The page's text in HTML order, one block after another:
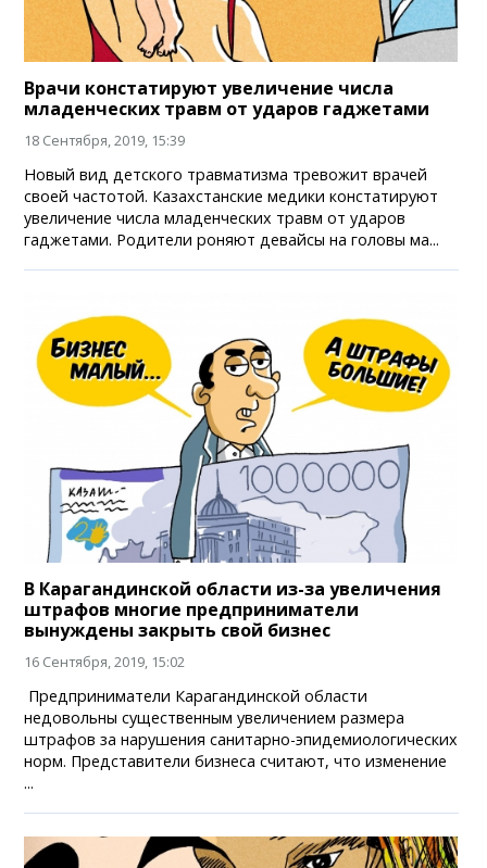
Врачи констатируют увеличение числа
младенческих травм от ударов гаджетами
18 Сентября, 2019, 15:39
Новый вид детского травматизма тревожит врачей
своей частотой. Казахстанские медики констатируют
увеличение числа младенческих травм от ударов
гаджетами. Родители роняют девайсы на головы ма...
В Карагандинской области из-за увеличения
штрафов многие предприниматели
вынуждены закрыть свой бизнес
16 Сентября, 2019, 15:02
Предприниматели Карагандинской области
недовольны существенным увеличением размера
штрафов за нарушения санитарно-эпидемиологических
норм. Представители бизнеса считают, что изменение
...